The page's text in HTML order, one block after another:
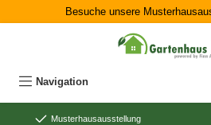
Zum Hauptinhalt springen
Besuche unsere
Navigation
Musterhausausstellung